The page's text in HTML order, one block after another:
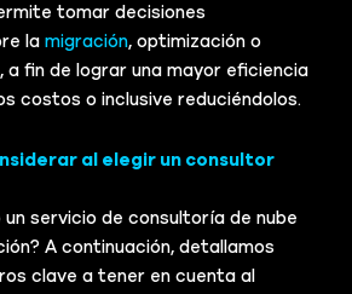
tomar decisiones
lamigración, optimización o
fin de lograr una mayor eficiencia
costos o inclusive reduciéndolos.
al elegir un consultor
un servicio de consultoría de nube
A continuación, detallamos
clave a tener en cuenta al